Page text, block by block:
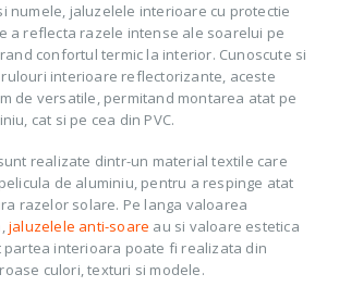
numele, jaluzelele interioare cu protectie
a reflecta razele intense ale soarelui pe
confortul termic la interior. Cunoscute si
interioare reflectorizante, aceste
de versatile, permitand montarea atat pe
cat si pe cea din PVC.
realizate dintr-un material textile care
de aluminiu, pentru a respinge atat
razelor solare. Pe langa valoarea
jaluzelele anti-soare au si valoare estetica
partea interioara poate fi realizata din
culori, texturi si modele.